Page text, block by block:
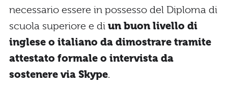
necessario essere in possesso del Diploma di
scuola superiore e di un buon livello di
inglese o italiano da dimostrare tramite
attestato formale o intervista da
sostenere via Skype.